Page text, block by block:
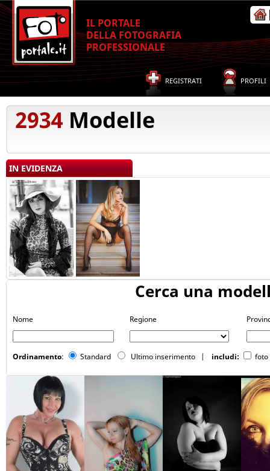
IL PORTALE
DELLA FOTOGRAFIA
PROFESSIONALE
REGISTRATI PROFILI
2934 Modelle
IN EVIDENZA
Cerca una
Nome Regione
Ordinamento: Standard Ultimo inserimento | includi: foto